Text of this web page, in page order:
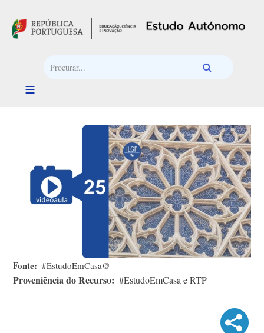
Fonte #EstudoEmCasa@
Proveniência do Recurso #EstudoEmCasa e RTP